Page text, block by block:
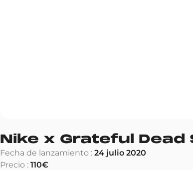
Nike x Grateful Dead
Fecha de lanzamiento : 24 julio 2020
Precio : 110€